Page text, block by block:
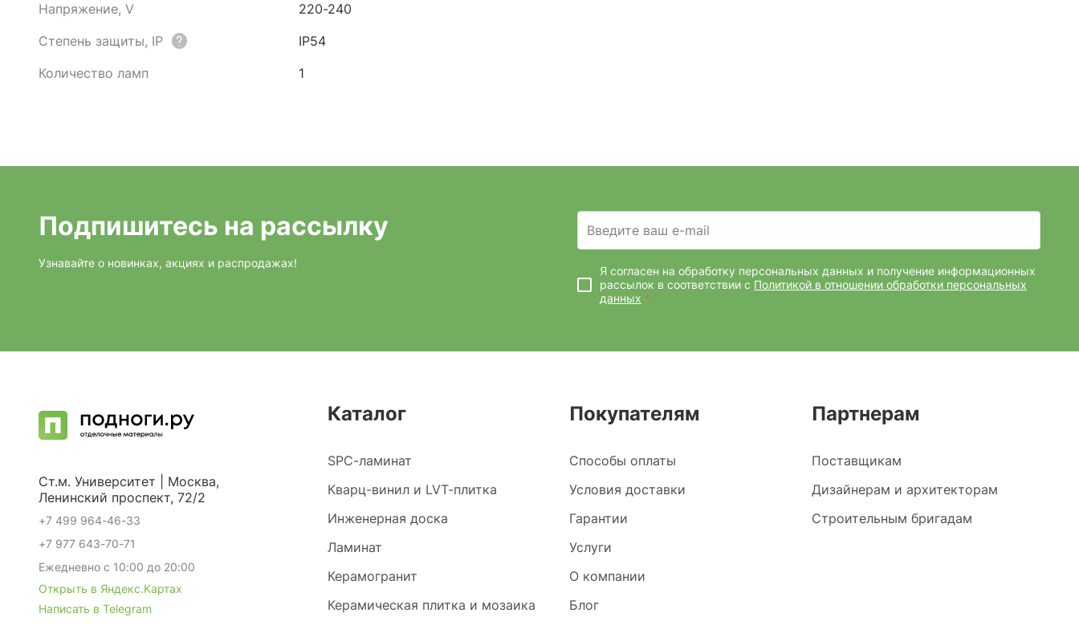
Напряжение, V
220-240
Степень защиты, IP
IP54
Количество ламп
1
Подпишитесь на рассылку
Узнавайте о новинках, акциях и распродажах!
Введите ваш e-mail
Я согласен на обработку персональных данных и получение информационных
рассылок в соответствии с Политикой в отношении обработки персональных
данных *
Каталог
SPC-ламинат
Кварц-винил и LVT-плитка
Инженерная доска
Ламинат
Керамогранит
Керамическая плитка и мозаика
Покупателям
Способы оплаты
Условия доставки
Гарантии
Услуги
О компании
Блог
Партнерам
Поставщикам
Дизайнерам и архитекторам
Строительным бригадам
Ст.м. Университет | Москва,
Ленинский проспект, 72/2
+7 499 964-46-33
+7 977 643-70-71
Ежедневно с 10:00 до 20:00
Открыть в Яндекс.Картах
Написать в Telegram